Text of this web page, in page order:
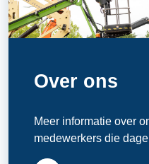
Over ons
Meer informatie over
medewerkers die